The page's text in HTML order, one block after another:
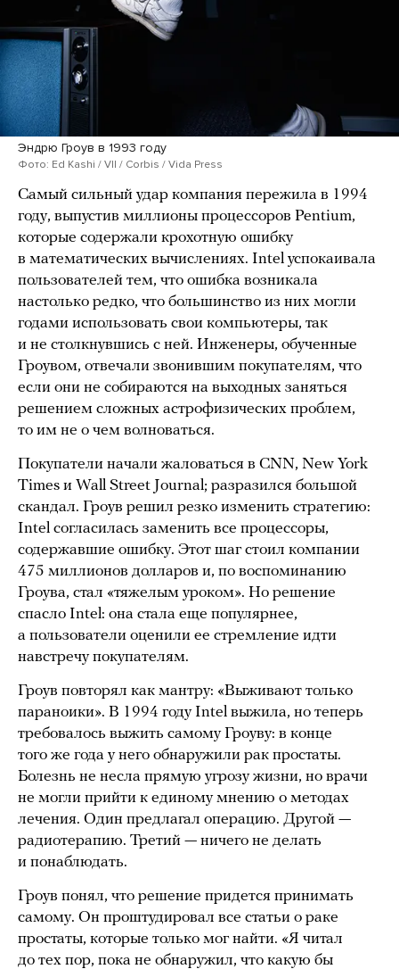
Эндрю Гроув в 1993 году
Фото: Ed Kashi / VII / Corbis / Vida Press
Самый сильный удар компания пережила в 1994
году, выпустив миллионы процессоров Pentium,
которые содержали крохотную ошибку
в математических вычислениях. Intel успокаивала
пользователей тем, что ошибка возникала
настолько редко, что большинство из них могли
годами использовать свои компьютеры, так
и не столкнувшись с ней. Инженеры, обученные
Гроувом, отвечали звонившим покупателям, что
если они не собираются на выходных заняться
решением сложных астрофизических проблем,
то им не о чем волноваться.
Покупатели начали жаловаться в CNN, New York
Times и Wall Street Journal; разразился большой
скандал. Гроув решил резко изменить стратегию:
Intel согласилась заменить все процессоры,
содержавшие ошибку. Этот шаг стоил компании
475 миллионов долларов и, по воспоминанию
Гроува, стал «тяжелым уроком». Но решение
спасло Intel: она стала еще популярнее,
а пользователи оценили ее стремление идти
навстречу покупателям.
Гроув повторял как мантру: «Выживают только
параноики». В 1994 году Intel выжила, но теперь
требовалось выжить самому Гроуву: в конце
того же года у него обнаружили рак простаты.
Болезнь не несла прямую угрозу жизни, но врачи
не могли прийти к единому мнению о методах
лечения. Один предлагал операцию. Другой —
радиотерапию. Третий — ничего не делать
и понаблюдать.
Гроув понял, что решение придется принимать
самому. Он проштудировал все статьи о раке
простаты, которые только мог найти. «Я читал
до тех пор, пока не обнаружил, что какую бы